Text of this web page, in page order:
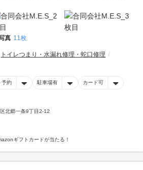
真 11枚
トイレつまり・水漏れ修理・蛇口修理
予約 駐車場有 カード可
北郷一条9丁目2-12
ギフトカードが当たる！